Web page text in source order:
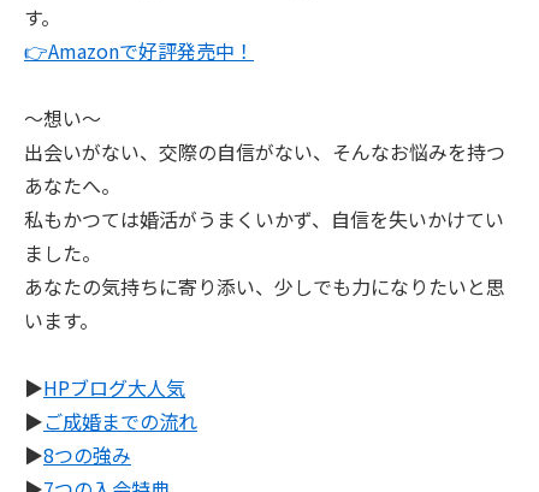
す。
👉Amazonで好評発売中！
～想い～
出会いがない、交際の自信がない、そんなお悩みを持つ
あなたへ。
私もかつては婚活がうまくいかず、自信を失いかけてい
ました。
あなたの気持ちに寄り添い、少しでも力になりたいと思
います。
▶HPブログ大人気
▶ご成婚までの流れ
▶8つの強み